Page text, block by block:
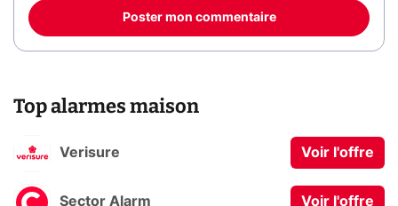
Poster mon commentaire
Top alarmes maison
Verisure Voir l'offre
Sector Alarm Voir l'offre